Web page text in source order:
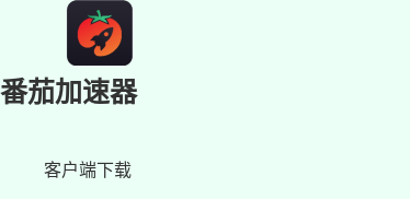
番茄加速器
客户端下载